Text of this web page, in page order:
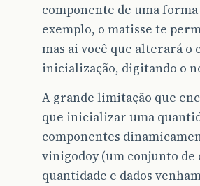
componente de uma
exemplo, o matisse te
mas ai você que alterará o
inicialização, digitando o
A grande limitação que
que inicializar uma
componentes
vinigodoy (um conjunto de
quantidade e dados